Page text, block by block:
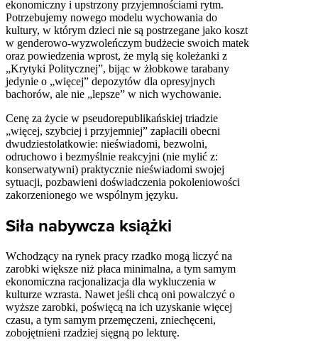
ekonomiczny i upstrzony przyjemnościami rytm.
Potrzebujemy nowego modelu wychowania do
kultury, w którym dzieci nie są postrzegane jako koszt
w genderowo-wyzwoleńczym budżecie swoich matek
oraz powiedzenia wprost, że mylą się koleżanki z
„Krytyki Politycznej”, bijąc w żłobkowe tarabany
jedynie o „więcej” depozytów dla opresyjnych
bachorów, ale nie „lepsze” w nich wychowanie.
Cenę za życie w pseudorepublikańskiej triadzie
„więcej, szybciej i przyjemniej” zapłacili obecni
dwudziestolatkowie: nieświadomi, bezwolni,
odruchowo i bezmyślnie reakcyjni (nie mylić z:
konserwatywni) praktycznie nieświadomi swojej
sytuacji, pozbawieni doświadczenia pokoleniowości
zakorzenionego we wspólnym języku.
Siła nabywcza książki
Wchodzący na rynek pracy rzadko mogą liczyć na
zarobki większe niż płaca minimalna, a tym samym
ekonomiczna racjonalizacja dla wykluczenia w
kulturze wzrasta. Nawet jeśli chcą oni powalczyć o
wyższe zarobki, poświęcą na ich uzyskanie więcej
czasu, a tym samym przemęczeni, zniechęceni,
zobojętnieni rzadziej sięgną po lekturę.